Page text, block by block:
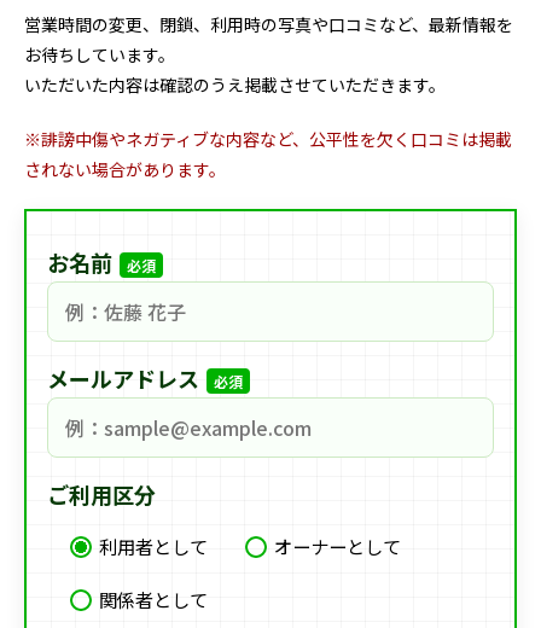
営業時間の変更、閉鎖、利用時の写真や口コミなど、最新情報を
お待ちしています。
いただいた内容は確認のうえ掲載させていただきます。
※誹謗中傷やネガティブな内容など、公平性を欠く口コミは掲載
されない場合があります。
お名前 必須
メールアドレス 必須
ご利用区分
利用者として
オーナーとして
関係者として